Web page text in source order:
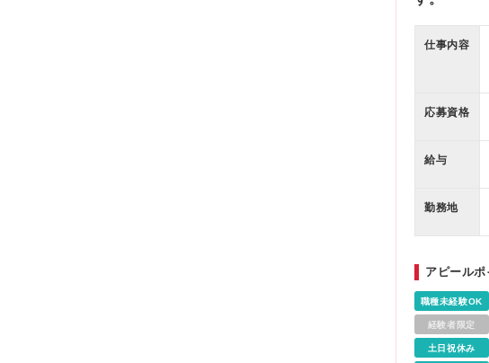
仕事内容
応募資格
給与
勤務地
アピールポ
職種未経験OK
経験者限定
土日祝休み